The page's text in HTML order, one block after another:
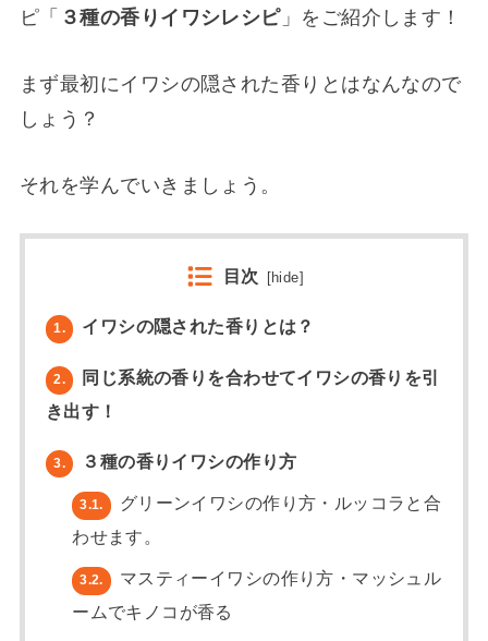
ピ「 ３種の香りイワシレシピ」をご紹介します！
まず最初にイワシの隠された香りとはなんなので
しょう？
それを学んでいきましょう。
目次 [hide]
1. イワシの隠された香りとは？
2.
同じ系統の香りを合わせてイワシの香りを引
き出す！
3. ３種の香りイワシの作り方
3.1.
グリーンイワシの作り方・ルッコラと合
わせます。
3.2.
マスティーイワシの作り方・マッシュル
ームでキノコが香る